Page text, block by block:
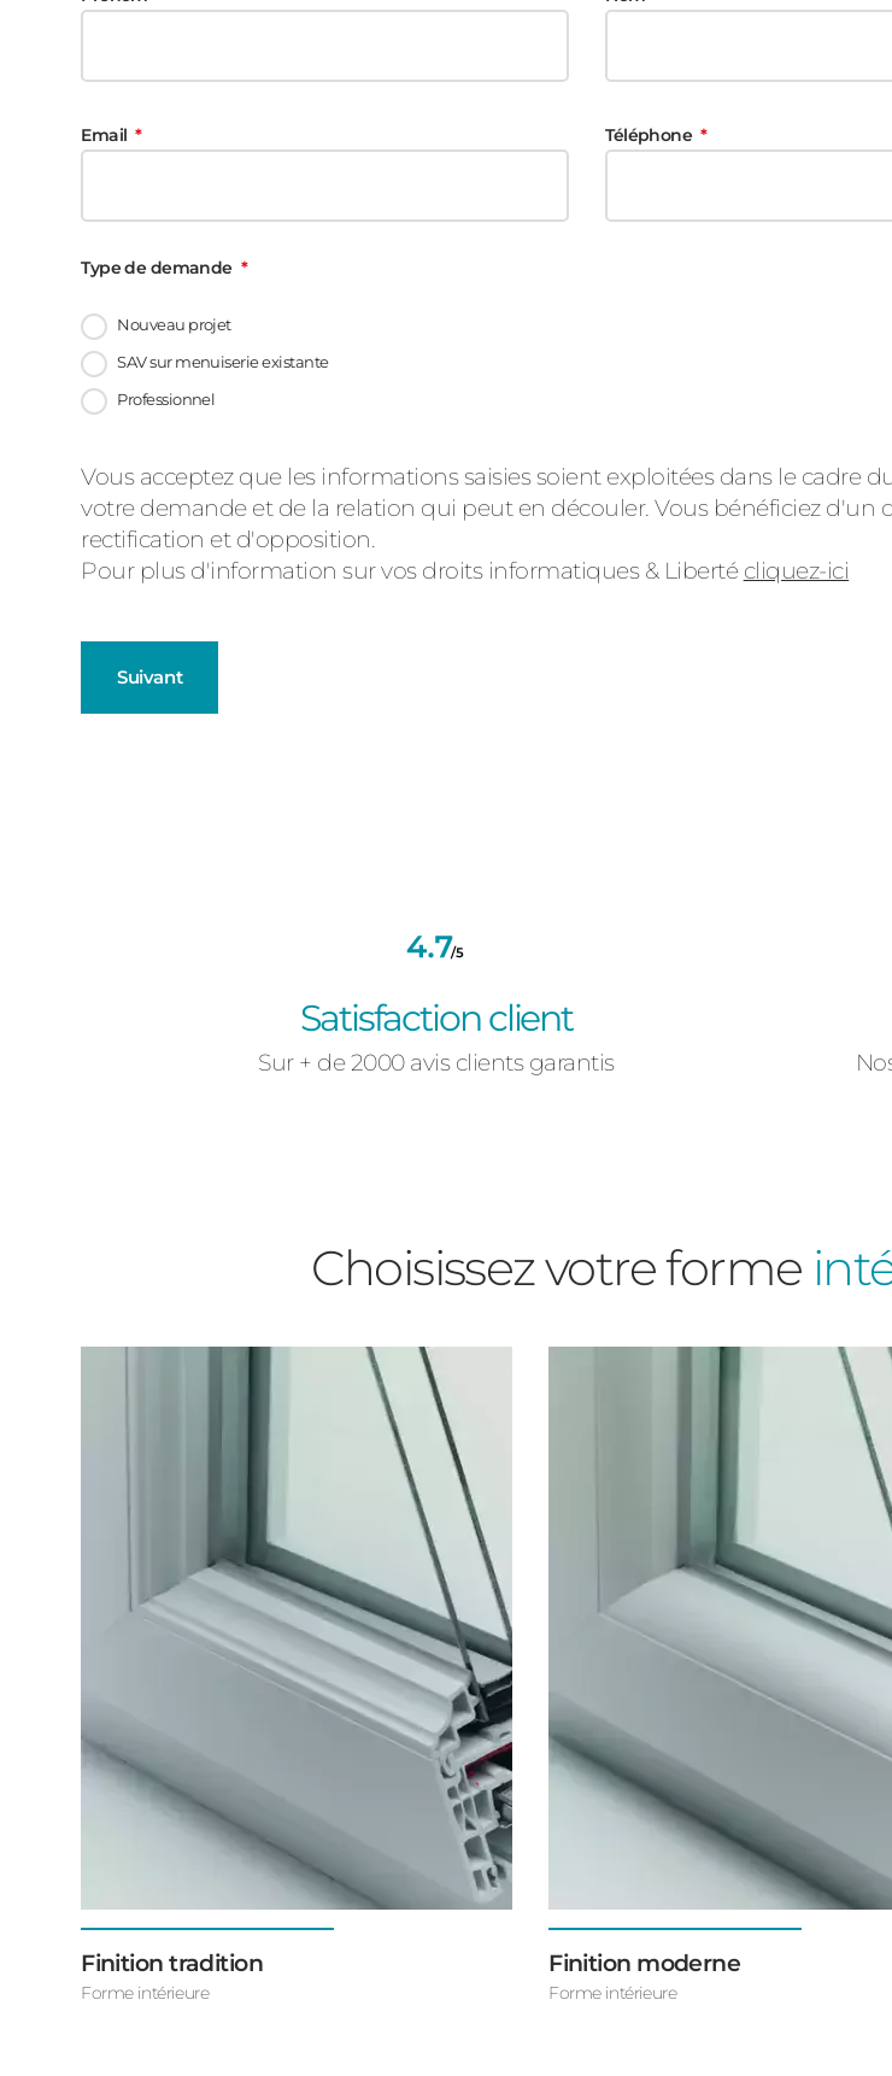
Email Téléphone
Type de demande
Nouveau projet
SAV sur menuiserie existante
Professionnel
Message
d'état
Vous acceptez que les informations saisies soient exploitées dans le cadre
votre demande et de la relation qui peut en découler. Vous bénéficiez d'un
rectification et d'opposition.
Pour plus d'information sur vos droits informatiques & Liberté cliquez-ici
Suivant
Volets Roulants
Code Postal des travaux
Satisfaction client
Sur + de 2000 avis clients garantis
Choisissez votre forme
Finition tradition
Forme intérieure
Finition moderne
Forme intérieure